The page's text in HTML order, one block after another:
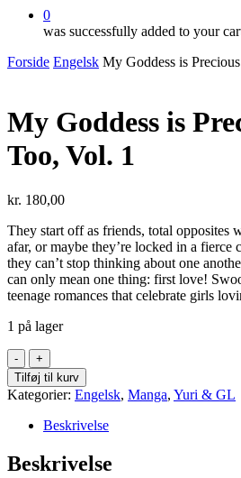
0
was successfully added to your
Forside Engelsk My Goddess is
My Goddess is
Too, Vol. 1
kr. 180,00
They start off as friends, total opposites
afar, or maybe they’re locked in a fierce
they can’t stop thinking about one
can only mean one thing: first love!
teenage romances that celebrate girls
1 på lager
My
Goddess
is
Precious
Today,
Too,
Vol.
1
Tilføj til kurv
Kategorier: Engelsk, Manga, Yuri & GL
Beskrivelse
Beskrivelse